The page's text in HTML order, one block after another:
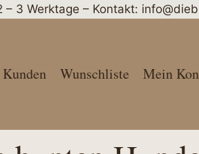
3 Werktage – Kontakt:
Wunschliste Mein